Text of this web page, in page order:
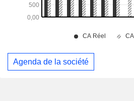
Agenda de la société